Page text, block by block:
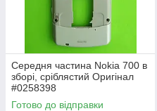
Середня частина Nokia 700 в
зборі, сріблястий Оригінал
#0258398
Готово до відправки